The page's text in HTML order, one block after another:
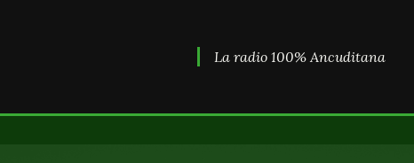
La radio 100% Ancuditana